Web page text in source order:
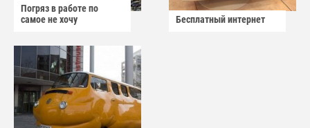
Погряз в работе по
самое не хочу
Бесплатный интернет